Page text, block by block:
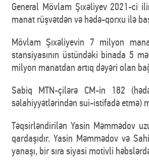
General Mövlam Şıxəliyev 2021-ci
manat rüşvətdən və hədə-qorxu ilə
Mövlam Şıxəliyevin 7 milyon
stansiyasının üstündəki binada 5
milyon manatdan artıq dəyəri olan
Sabiq MTN-çilərə CM-in 182
səlahiyyətlərindən sui-istifadə etmə)
Təqsirləndirilən Yasin Məmmədov
qardaşıdır. Yasin Məmmədov və
yanaşı, bir sıra siyasi motivli